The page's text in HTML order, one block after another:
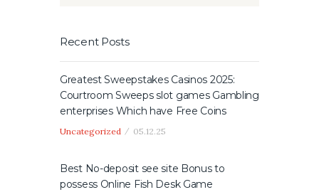
Recent Posts
Greatest Sweepstakes Casinos 2025:
Courtroom Sweeps slot games Gambling
enterprises Which have Free Coins
Uncategorized 05.12.25
Best No-deposit see site Bonus to
possess Online Fish Desk Game